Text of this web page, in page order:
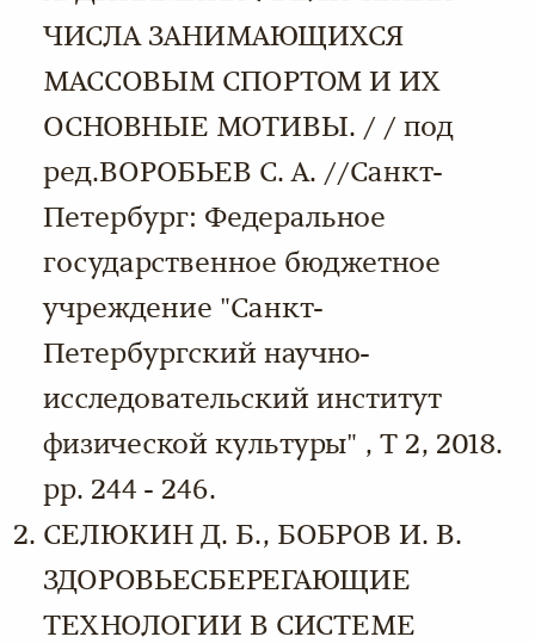
ЧИСЛА ЗАНИМАЮЩИХСЯ
МАССОВЫМ СПОРТОМ И ИХ
ОСНОВНЫЕ МОТИВЫ. / / под
ред.ВОРОБЬЕВ С. А. //Санкт-
Петербург: Федеральное
государственное бюджетное
учреждение "Санкт-
Петербургский научно-
исследовательский институт
физической культуры" , Т 2, 2018.
pp. 244 - 246.
СЕЛЮКИН Д. Б., БОБРОВ И. В.
ЗДОРОВЬЕСБЕРЕГАЮЩИЕ
ТЕХНОЛОГИИ В СИСТЕМЕ